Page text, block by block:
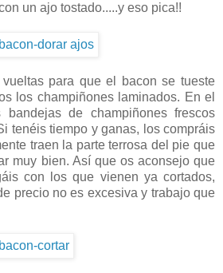
un ajo tostado.....y eso pica!!
para que el bacon se tueste
los champiñones laminados. En el
bandejas de champiñones frescos
tenéis tiempo y ganas, los compráis
traen la parte terrosa del pie que
muy bien. Así que os aconsejo que
con los que vienen ya cortados,
precio no es excesiva y trabajo que